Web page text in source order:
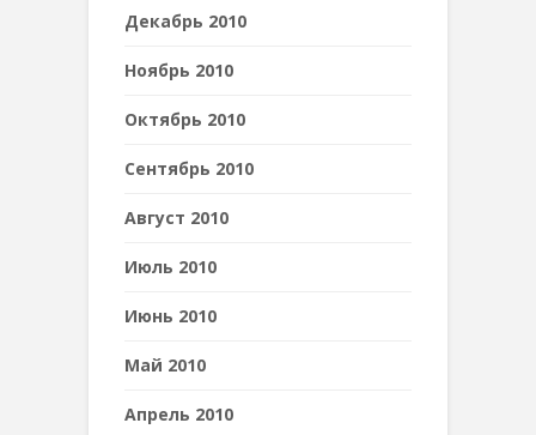
Декабрь 2010
Ноябрь 2010
Октябрь 2010
Сентябрь 2010
Август 2010
Июль 2010
Июнь 2010
Май 2010
Апрель 2010